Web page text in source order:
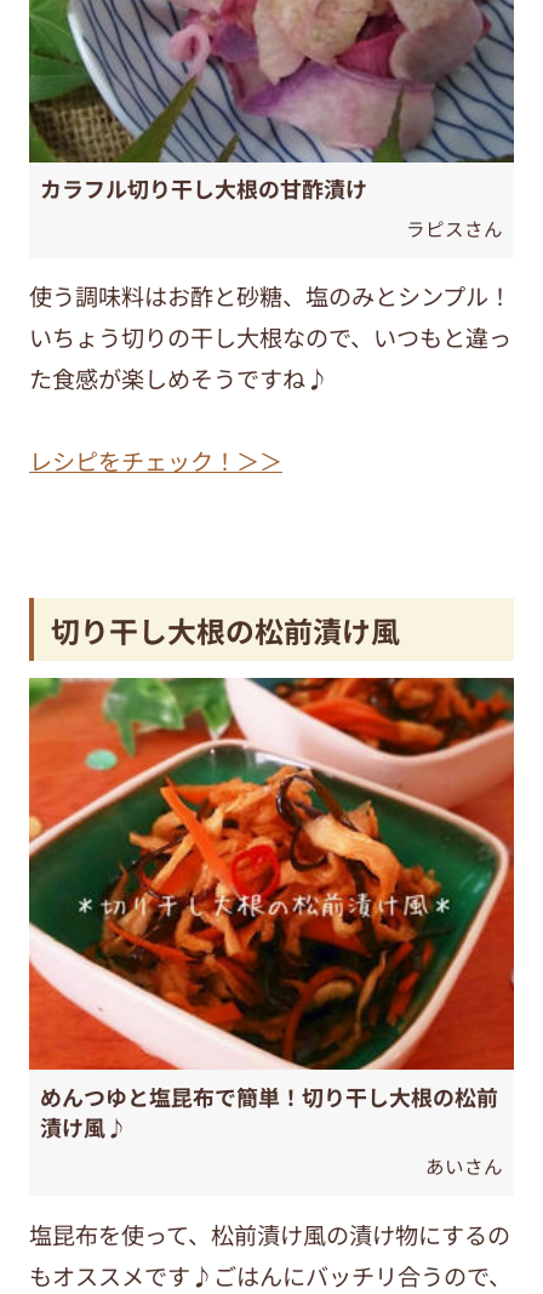
カラフル切り干し大根の甘酢漬け
ラピスさん
使う調味料はお酢と砂糖、塩のみとシンプル！
いちょう切りの干し大根なので、いつもと違っ
た食感が楽しめそうですね♪
レシピをチェック！＞＞
切り干し大根の松前漬け風
めんつゆと塩昆布で簡単！切り干し大根の松前
漬け風♪
あいさん
塩昆布を使って、松前漬け風の漬け物にするの
もオススメです♪ごはんにバッチリ合うので、